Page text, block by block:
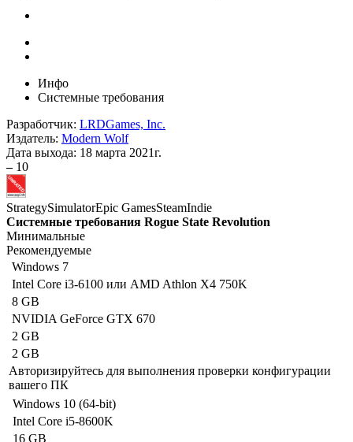
Инфо
Системные требования
Разработчик: LRDGames, Inc.
Издатель: Modern Wolf
Дата выхода: 18 марта 2021г.
– 10
StrategySimulatorEpic GamesSteamIndie
Системные требования Rogue State Revolution
Минимальные
Рекомендуемые
Windows 7
Intel Core i3-6100 или AMD Athlon X4 750K
8 GB
NVIDIA GeForce GTX 670
2 GB
2 GB
Авторизируйтесь для выполнения проверки конфигурации
вашего ПК
Windows 10 (64-bit)
Intel Core i5-8600K
16 GB